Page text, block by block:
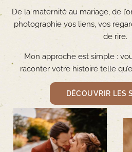
De la maternité au mariage, de
photographie vos liens, vos
de rire.
Mon approche est simple :
raconter votre histoire telle
DÉCOUVRIR LES